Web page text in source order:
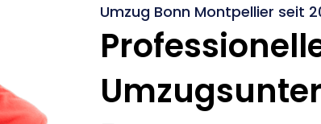
Umzug Bonn Montpellier seit